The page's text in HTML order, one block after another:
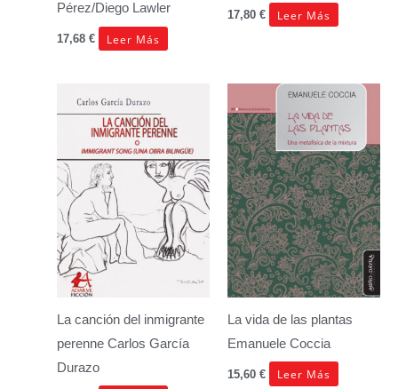
Pérez/Diego Lawler
17,68 € Leer Más
17,80 € Leer Más
La canción del inmigrante
perenne Carlos García
Durazo
La vida de las plantas
Emanuele Coccia
15,60 € Leer Más